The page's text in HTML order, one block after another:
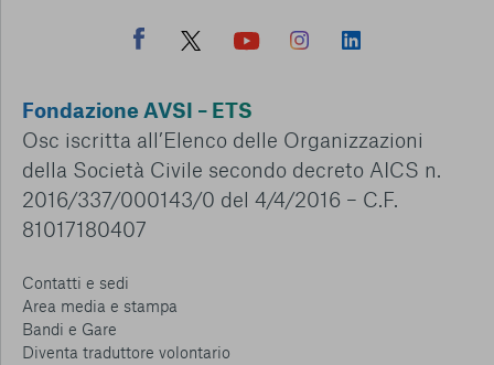
Fondazione AVSI – ETS
Osc iscritta all’Elenco delle Organizzazioni
della Società Civile secondo decreto AICS n.
2016/337/000143/0 del 4/4/2016 – C.F.
81017180407
Contatti e sedi
Area media e stampa
Bandi e Gare
Diventa traduttore volontario